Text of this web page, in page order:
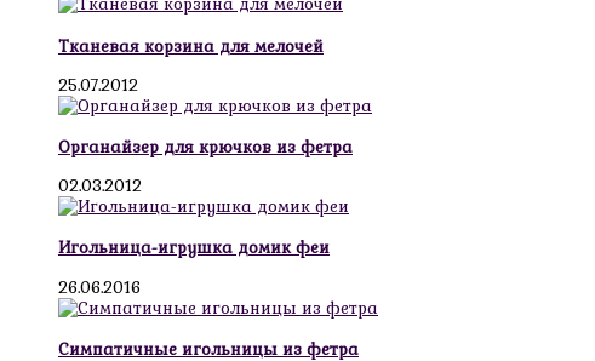
Тканевая корзина для мелочей
25.07.2012
Органайзер для крючков из фетра
02.03.2012
Игольница-игрушка домик феи
26.06.2016
Симпатичные игольницы из фетра